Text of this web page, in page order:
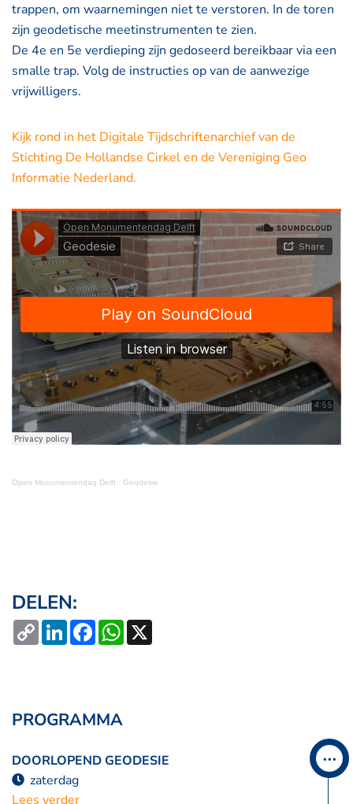
trappen, om waarnemingen niet te verstoren. In de toren
zijn geodetische meetinstrumenten te zien.
De 4e en 5e verdieping zijn gedoseerd bereikbaar via een
smalle trap. Volg de instructies op van de aanwezige
vrijwilligers.
Kijk rond in het Digitale Tijdschriftenarchief van de
Stichting De Hollandse Cirkel en de Vereniging Geo
Informatie Nederland.
Open Monumentendag Delft · Geodesie
DELEN:
Copy
Link
LinkedInFacebookWhatsApp
PROGRAMMA
DOORLOPEND GEODESIE
zaterdag
Lees verder